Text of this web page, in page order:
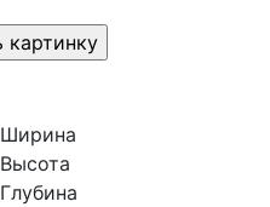
Ширина
Высота
Глубина